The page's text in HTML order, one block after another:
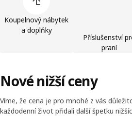
Koupelnový nábytek
a doplňky
Příslušenství
praní
Nové nižší ceny
Víme, že cena je pro mnohé z vás
každodenní život přidali další špetku